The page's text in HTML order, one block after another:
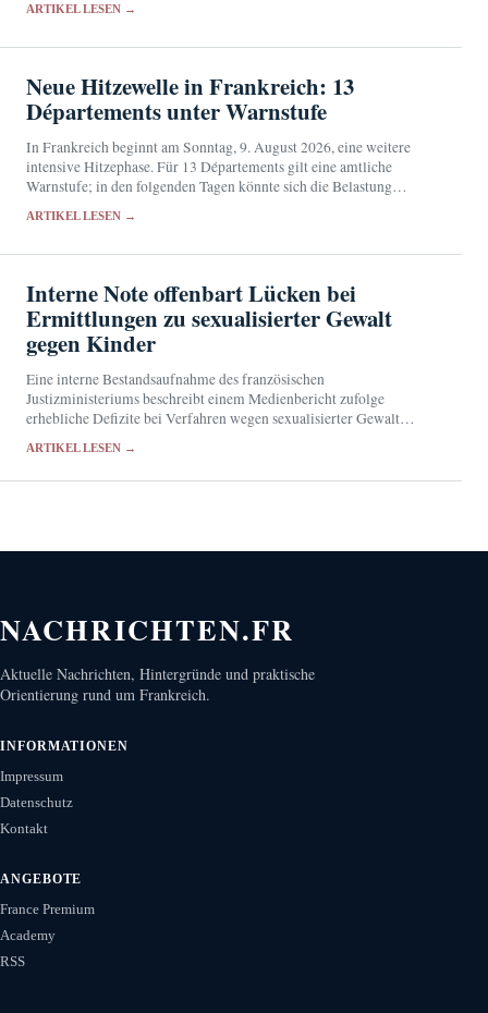
ARTIKEL LESEN →
Neue Hitzewelle in Frankreich: 13
Départements unter Warnstufe
In Frankreich beginnt am Sonntag, 9. August 2026, eine weitere
intensive Hitzephase. Für 13 Départements gilt eine amtliche
Warnstufe; in den folgenden Tagen könnte sich die Belastung
ARTIKEL LESEN →
Interne Note offenbart Lücken bei
Ermittlungen zu sexualisierter Gewalt
gegen Kinder
Eine interne Bestandsaufnahme des französischen
Justizministeriums beschreibt einem Medienbericht zufolge
erhebliche Defizite bei Verfahren wegen sexualisierter Gewalt
Ursachen seit Jahren für bekannt.
ARTIKEL LESEN →
NACHRICHTEN.FR
Aktuelle Nachrichten, Hintergründe und praktische
Orientierung rund um Frankreich.
INFORMATIONEN
Impressum
Datenschutz
Kontakt
ANGEBOTE
France Premium
Academy
RSS